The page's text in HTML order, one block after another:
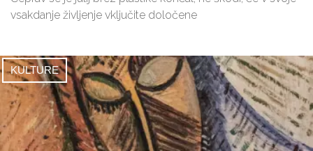
vsakdanje življenje vključite določene
KULTURE